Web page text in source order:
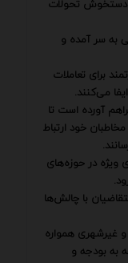
دستخوش تحولات
به سر آمده و
برای تعاملات
می‌کنند.
آورده است تا
خود ارتباط
ویژه در حوزه‌های
با چالش‌ها
غیرشهری همواره
به بودجه و